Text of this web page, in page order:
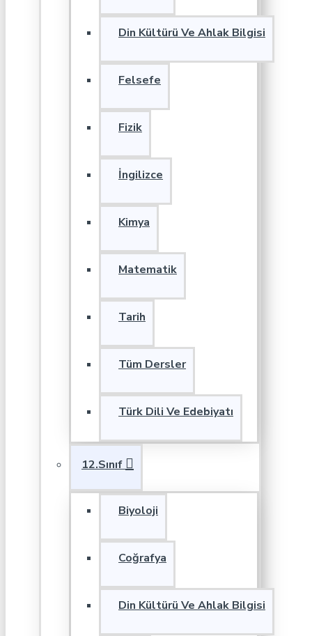
Din Kültürü Ve Ahlak Bilgisi
Felsefe
Fizik
İngilizce
Kimya
Matematik
Tarih
Tüm Dersler
Türk Dili Ve Edebiyatı
12.Sınıf
Biyoloji
Coğrafya
Din Kültürü Ve Ahlak Bilgisi